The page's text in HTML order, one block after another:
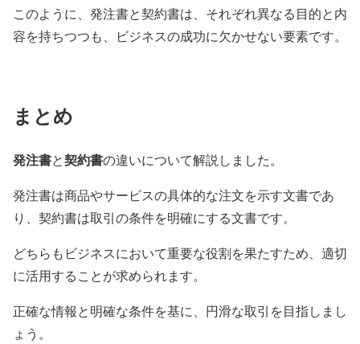
このように、発注書と契約書は、それぞれ異なる目的と内
容を持ちつつも、ビジネスの成功に欠かせない要素です。
まとめ
発注書と契約書の違いについて解説しました。
発注書は商品やサービスの具体的な注文を示す文書であ
り、契約書は取引の条件を明確にする文書です。
どちらもビジネスにおいて重要な役割を果たすため、適切
に活用することが求められます。
正確な情報と明確な条件を基に、円滑な取引を目指しまし
ょう。